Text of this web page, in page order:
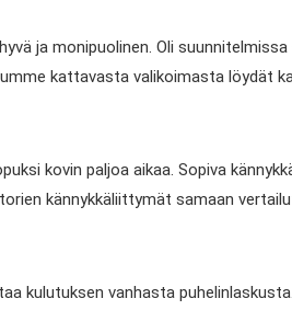
ja monipuolinen. Oli
kattavasta valikoimasta löydät
kovin paljoa aikaa. Sopiva
kännykkäliittymät samaan
kulutuksen vanhasta